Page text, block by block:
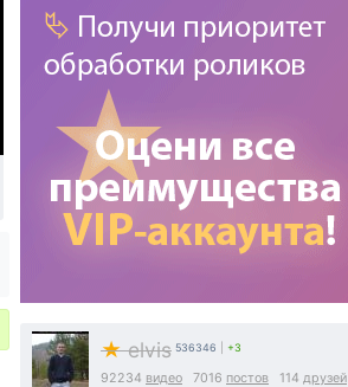
★elvis 536346 +3
92234 видео 7016 постов 114 друзей